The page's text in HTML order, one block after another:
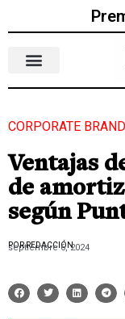
CORPORATE
Ventajas
de
según
POR REDACCIÓN
septiembre 6, 2024